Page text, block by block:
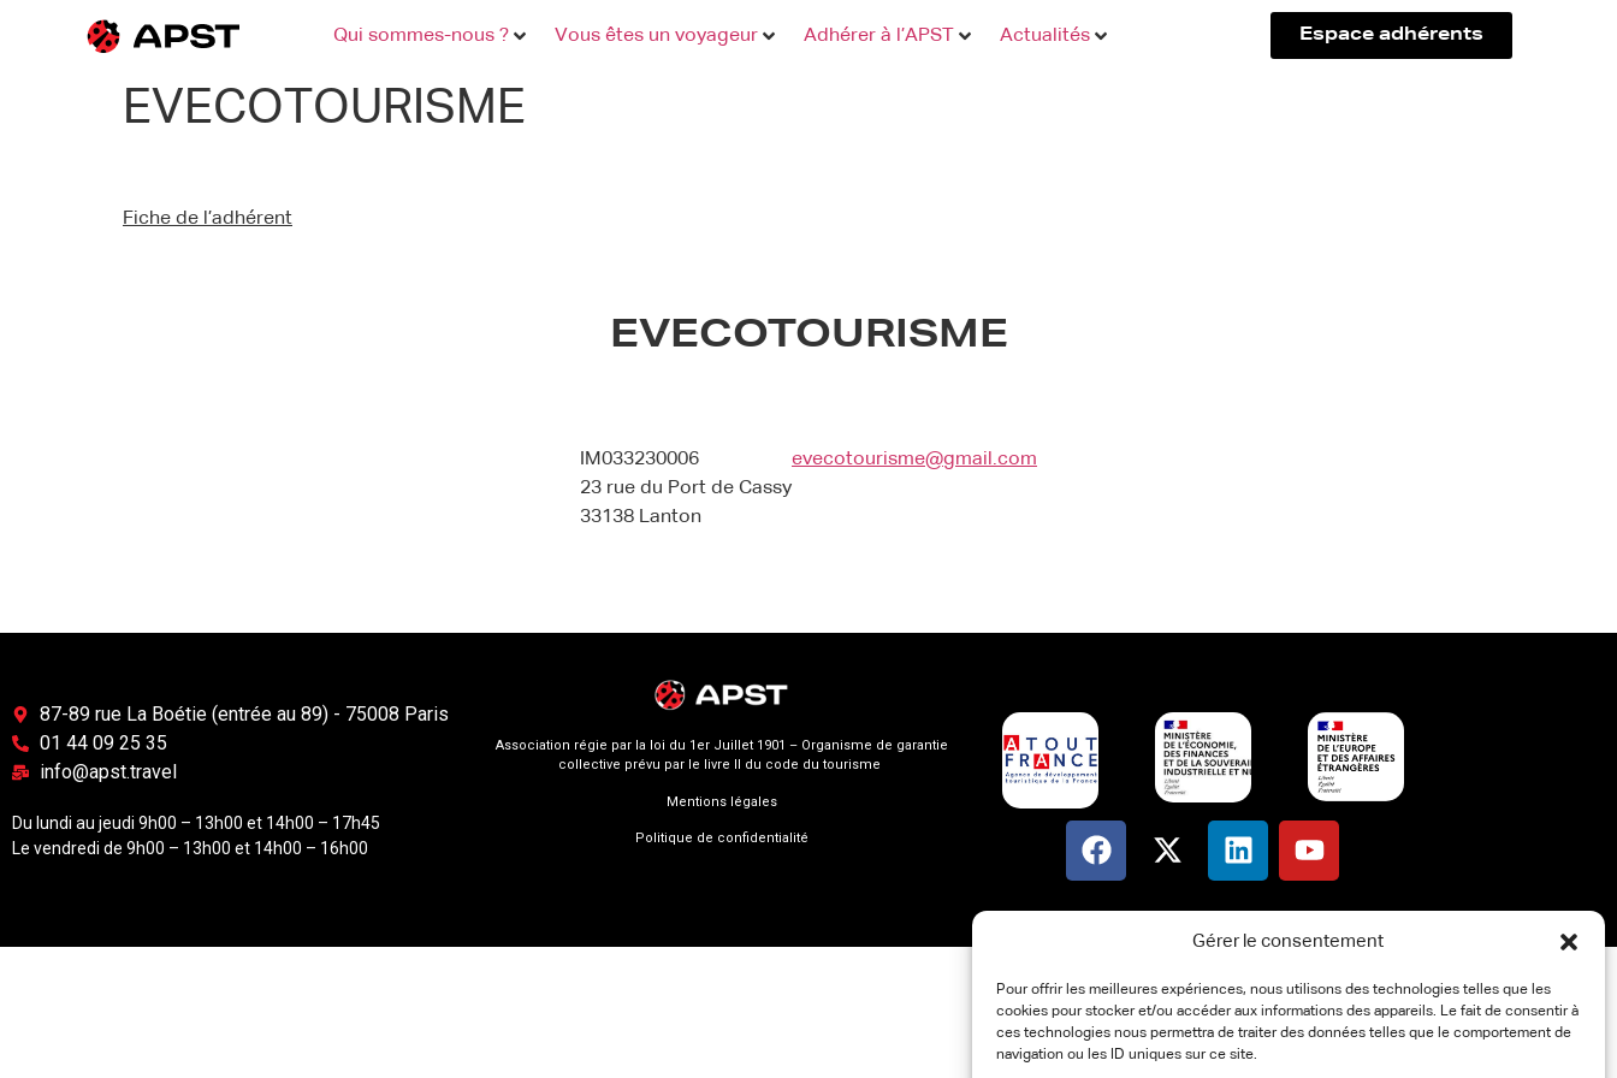
Gérer le consentement
Pour offrir les meilleures expériences, nous utilisons des technologies telles que les
cookies pour stocker et/ou accéder aux informations des appareils. Le fait de consentir à
ces technologies nous permettra de traiter des données telles que le comportement de
navigation ou les ID uniques sur ce site.
Qui sommes-nous ? Vous êtes un voyageur Adhérer à l’APST Actualités Espace adhérents
EVECOTOURISME
Fiche de l’adhérent
EVECOTOURISME
IM033230006
23 rue du Port de Cassy
33138 Lanton
evecotourisme@gmail.com
87-89 rue La Boétie (entrée au 89) - 75008 Paris
01 44 09 25 35
info@apst.travel
Du lundi au jeudi 9h00 – 13h00 et 14h00 – 17h45
Le vendredi de 9h00 – 13h00 et 14h00 – 16h00
Association régie par la loi du 1er Juillet 1901 – Organisme de garantie
collective prévu par le livre II du code du tourisme
Mentions légales
Politique de confidentialité